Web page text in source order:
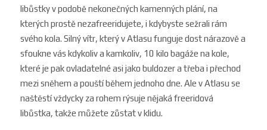
libůstky v podobě nekonečných kamenných plání, na
kterých prostě nezafreeridujete, i kdybyste sežrali rám
svého kola. Silný vítr, který v Atlasu funguje dost nárazově a
sfoukne vás kdykoliv a kamkoliv, 10 kilo bagáže na kole,
které je pak ovladatelné asi jako buldozer a třeba i přechod
mezi sněhem a pouští během jednoho dne. Ale v Atlasu se
naštěstí vždycky za rohem rýsuje nějaká freeridová
libůstka, takže můžete zůstat v klidu.